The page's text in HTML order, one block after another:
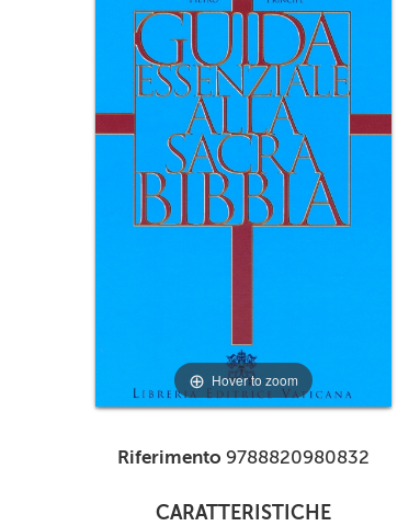
Hover to zoom
Riferimento 9788820980832
CARATTERISTICHE